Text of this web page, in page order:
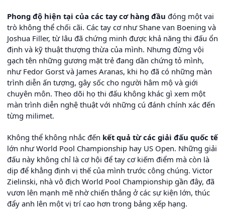
Phong độ hiện tại của các tay cơ hàng đầu đóng một vai
trò không thể chối cãi. Các tay cơ như Shane van Boening và
Joshua Filler, từ lâu đã chứng minh được khả năng thi đấu ổn
định và kỹ thuật thượng thừa của mình. Nhưng đừng vội
gạch tên những gương mặt trẻ đang dần chứng tỏ mình,
như Fedor Gorst và James Aranas, khi họ đã có những màn
trình diễn ấn tượng, gây sốc cho người hâm mộ và giới
chuyên môn. Theo dõi họ thi đấu không khác gì xem một
màn trình diễn nghệ thuật với những cú đánh chính xác đến
từng milimet.
Không thể không nhắc đến kết quả từ các giải đấu quốc tế
lớn như World Pool Championship hay US Open. Những giải
đấu này không chỉ là cơ hội để tay cơ kiếm điểm mà còn là
dịp để khẳng định vị thế của mình trước công chúng. Victor
Zielinski, nhà vô địch World Pool Championship gần đây, đã
vươn lên mạnh mẽ nhờ chiến thắng ở các sự kiện lớn, thúc
đẩy anh lên một vị trí cao hơn trong bảng xếp hạng.